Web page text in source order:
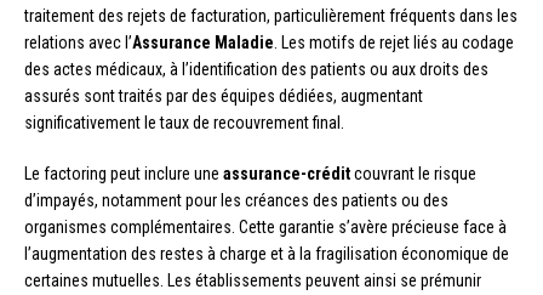
traitement des rejets de facturation, particulièrement fréquents dans les
relations avec l’Assurance Maladie . Les motifs de rejet liés au codage
des actes médicaux, à l’identification des patients ou aux droits des
assurés sont traités par des équipes dédiées, augmentant
significativement le taux de recouvrement final.
Le factoring peut inclure une assurance-créditcouvrant le risque
d’impayés, notamment pour les créances des patients ou des
organismes complémentaires. Cette garantie s’avère précieuse face à
l’augmentation des restes à charge et à la fragilisation économique de
certaines mutuelles. Les établissements peuvent ainsi se prémunir